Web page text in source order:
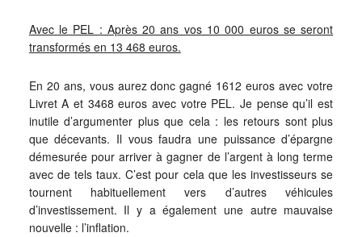
Avec le PEL : Après 20 ans vos 10 000 euros se seront
transformés en 13 468 euros.
En 20 ans, vous aurez donc gagné 1612 euros avec votre
Livret A et 3468 euros avec votre PEL. Je pense qu’il est
inutile d’argumenter plus que cela : les retours sont plus
que décevants. Il vous faudra une puissance d’épargne
démesurée pour arriver à gagner de l’argent à long terme
avec de tels taux. C’est pour cela que les investisseurs se
tournent habituellement vers d’autres véhicules
d’investissement. Il y a également une autre mauvaise
nouvelle : l’inflation.